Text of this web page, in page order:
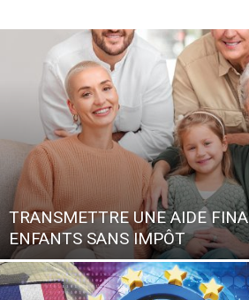
TRANSMETTRE UNE AIDE
ENFANTS SANS IMPÔT